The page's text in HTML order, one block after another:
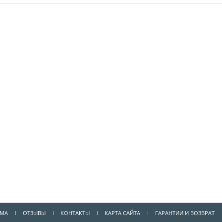
ОТЗЫВЫ КОНТАКТЫ КАРТА САЙТА ГАРАНТИИ И ВОЗВРАТ